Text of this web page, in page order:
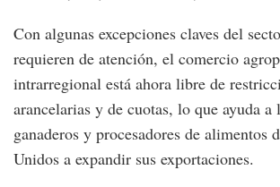
Con algunas excepciones claves del
requieren de atención, el comercio
intrarregional está ahora libre de
arancelarias y de cuotas, lo que ayuda a
ganaderos y procesadores de alimentos
Unidos a expandir sus exportaciones.